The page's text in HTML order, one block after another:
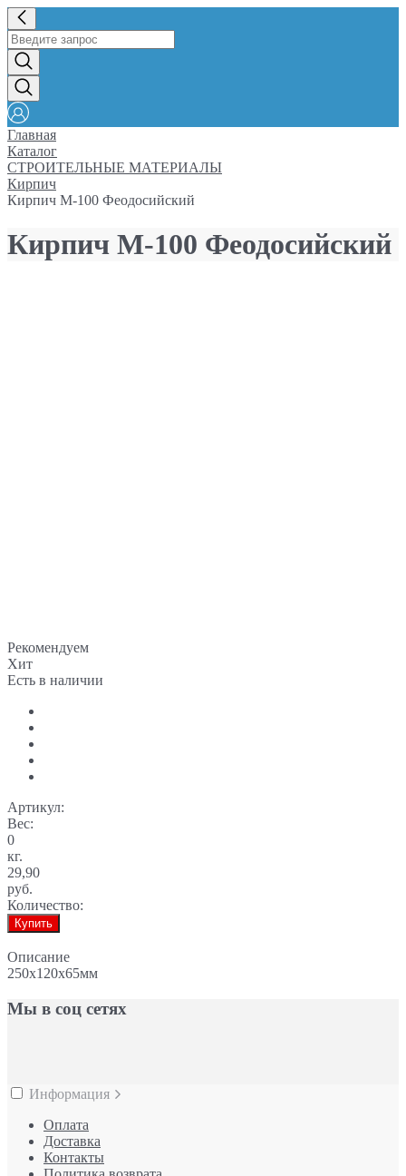
Главная
Каталог
СТРОИТЕЛЬНЫЕ МАТЕРИАЛЫ
Кирпич
Кирпич М-100 Феодосийский
Кирпич М-100 Феодосийский
Рекомендуем
Хит
Есть в наличии
Артикул:
Вес:
0
кг.
29,90
руб.
Количество:
Купить
Описание
250х120х65мм
Мы в соц сетях
Информация
Оплата
Доставка
Контакты